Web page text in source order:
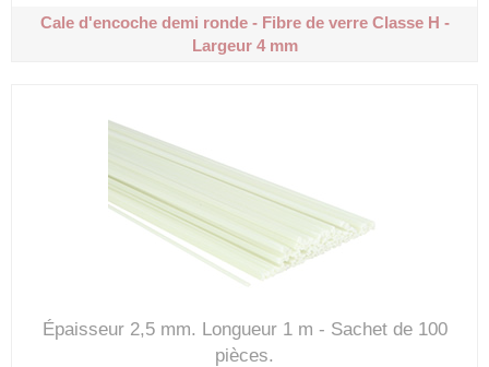
Cale d'encoche demi ronde - Fibre de verreClasse H -
Largeur 4 mm
Épaisseur 2,5 mm. Longueur 1 m - Sachet de 100
pièces.